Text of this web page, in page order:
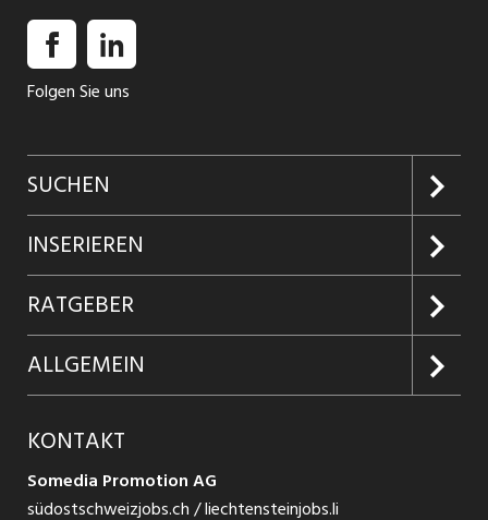
Folgen Sie uns
SUCHEN
Jobs suchen
Jobabo
Firmen entdecken
Jobs in Graubünden
Jobs in St. Gallen
Jobs in Glarus
INSERIEREN
Kundenlogin
Inserieren
Produkte
Jobticker
Schnittstelle
RATGEBER
Glossar
ALLGEMEIN
Jobs bei Somedia
KONTAKT
Somedia Promotion AG
südostschweizjobs.ch / liechtensteinjobs.li